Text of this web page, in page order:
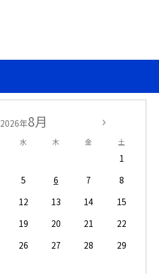
2026年8月
水 木 金 土
1
5 6 7
8
12 13 14
15
19 20 21
22
26 27 28
29